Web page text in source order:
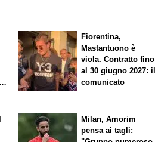
Fiorentina,
Mastantuono è
viola. Contratto fino
al 30 giugno 2027: il
comunicato
Milan, Amorim
pensa ai tagli: